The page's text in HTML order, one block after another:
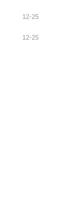
12-25
12-25